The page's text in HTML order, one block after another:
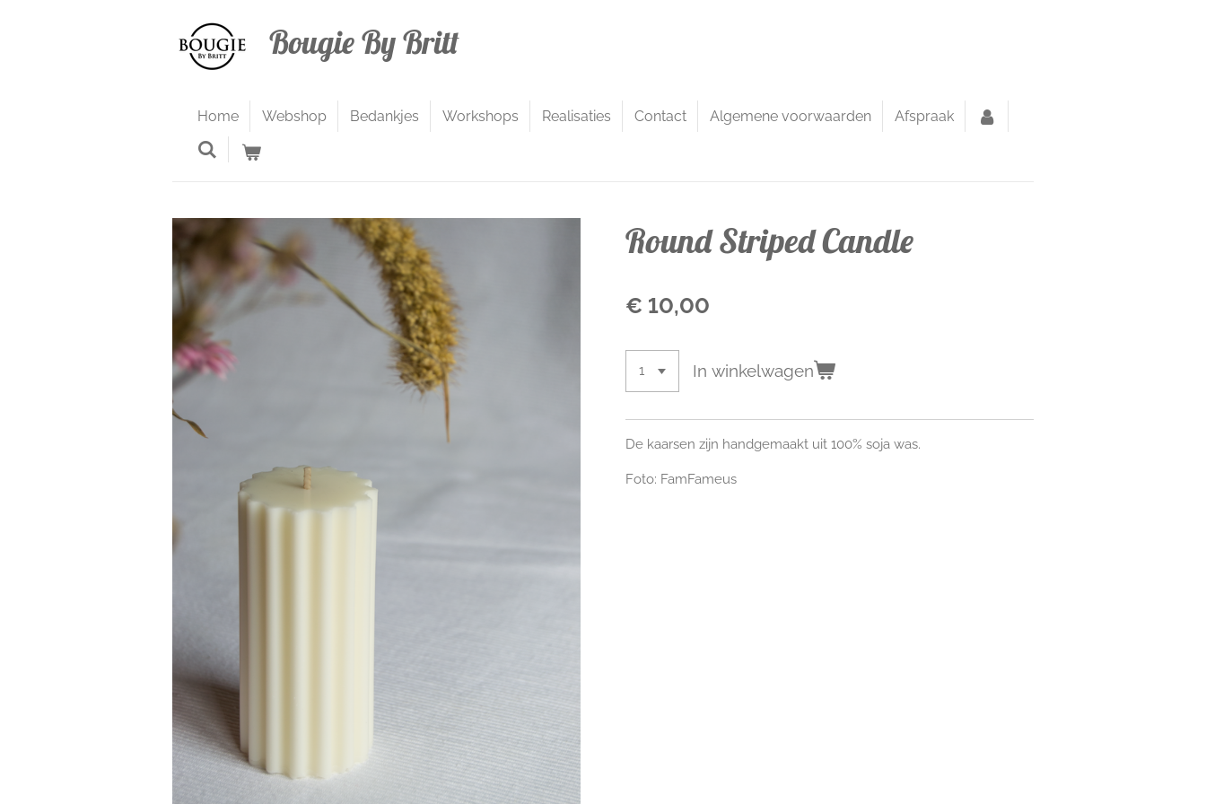
Bougie By Britt
Home Webshop Bedankjes Workshops Realisaties Contact Algemene voorwaarden Afspraak
Round Striped Candle
€ 10,00
In winkelwagen
De kaarsen zijn handgemaakt uit 100% soja was.
Foto: FamFameus